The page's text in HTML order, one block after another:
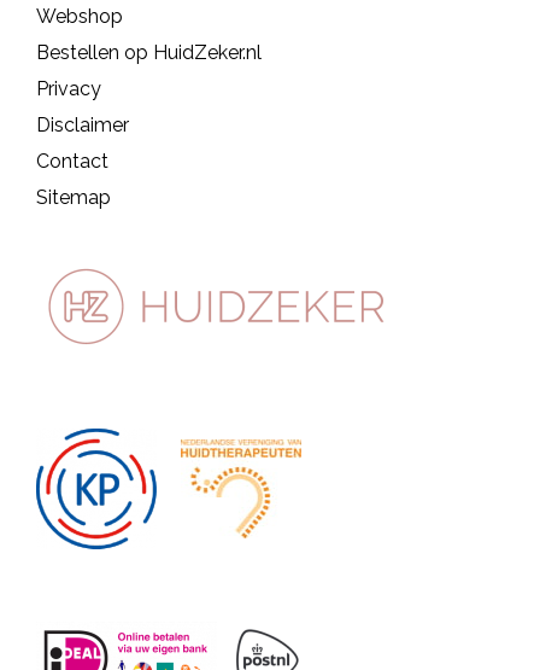
Webshop
Bestellen op HuidZeker.nl
Privacy
Disclaimer
Contact
Sitemap